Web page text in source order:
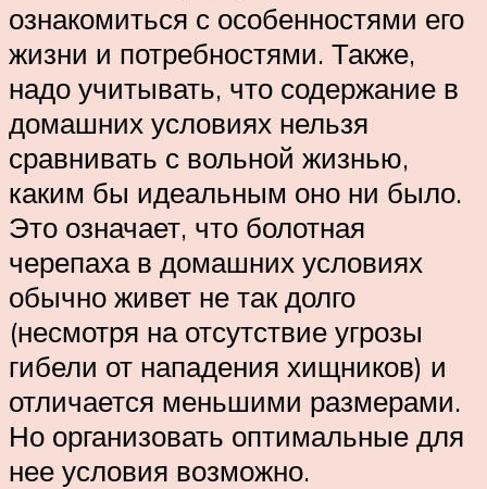
ознакомиться с особенностями его
жизни и потребностями. Также,
надо учитывать, что содержание в
домашних условиях нельзя
сравнивать с вольной жизнью,
каким бы идеальным оно ни было.
Это означает, что болотная
черепаха в домашних условиях
обычно живет не так долго
(несмотря на отсутствие угрозы
гибели от нападения хищников) и
отличается меньшими размерами.
Но организовать оптимальные для
нее условия возможно.